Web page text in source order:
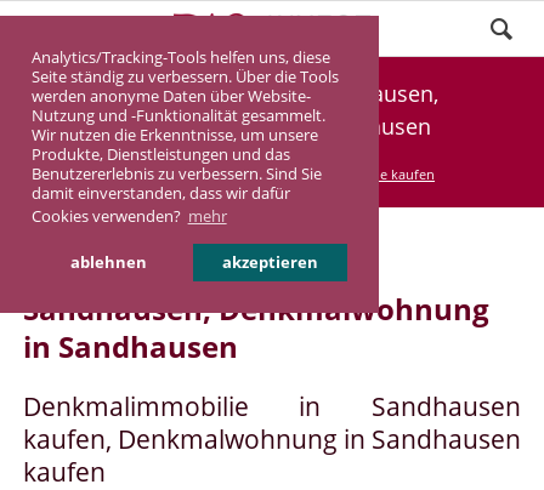
Analytics/Tracking-Tools helfen uns, diese
Seite ständig zu verbessern. Über die Tools
werden anonyme Daten über Website-
Nutzung und -Funktionalität gesammelt.
Wir nutzen die Erkenntnisse, um unsere
Produkte, Dienstleistungen und das
Benutzererlebnis zu verbessern. Sind Sie
damit einverstanden, dass wir dafür
Cookies verwenden? mehr
ablehnen akzeptieren
Denkmalimmobilie Sandhausen,
Denkmalwohnung Sandhausen
DASINVEST Service Denkmalimmobilie kaufen
Denkmalimmobilie in
Sandhausen, Denkmalwohnung
in Sandhausen
Denkmalimmobilie in Sandhausen
kaufen, Denkmalwohnung in Sandhausen
kaufen